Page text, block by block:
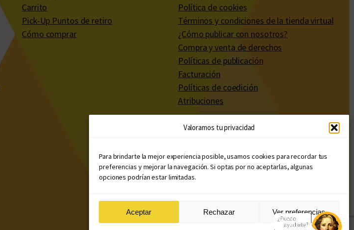
Valoramos tu privacidad
Para brindarte la mejor experiencia posible, usamos cookies para recordar tus
preferencias y mejorar la navegación. Si optas por no aceptarlas, algunas
opciones podrían estar limitadas.
Aceptar Rechazar Ver preferencias
Carrito
Pick-Up Puntos de retiro
Cómo comprar
Política de cookies
Términos y condiciones de la tienda virtual
¿Cómo publicar con nosotros?
Compra y venta de derechos
Políticas de publicación
Facturación
Políticas de coedición
Atribuciones
Diseño web: Llama Creativa